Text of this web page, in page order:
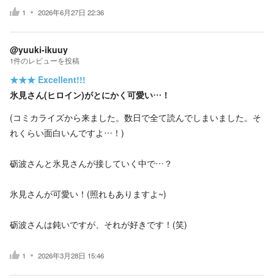
1 2026年6月27日 22:36
@yuuki-ikuuy
1件のレビューを投稿
★★★ Excellent!!!
氷見さん(ヒロイン)がとにかく可愛い…！
(コミカライズから来ました。数日で全て読んでしまいました。そ
れくらい面白いんですよ…！)
砺波さんと氷見さんが接していく中で…？
氷見さんが可愛い！(照れもありますよ~)
砺波さんは鈍いですが、それが好きです！(笑)
1 2026年3月28日 15:46